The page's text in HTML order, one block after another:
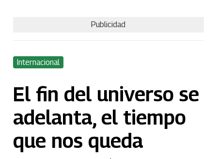
Publicidad
Internacional
El fin del universo se
adelanta, el tiempo
que nos queda